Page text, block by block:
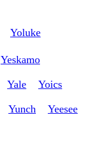
Yoluke
Yeskamo
Yale Yoics
Yunch Yeesee